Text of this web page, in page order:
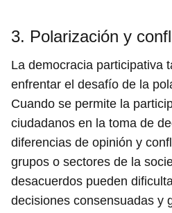
3. Polarización y
La democracia participativa
enfrentar el desafío de la
Cuando se permite la
ciudadanos en la toma de
diferencias de opinión y
grupos o sectores de la
desacuerdos pueden
decisiones consensuadas y